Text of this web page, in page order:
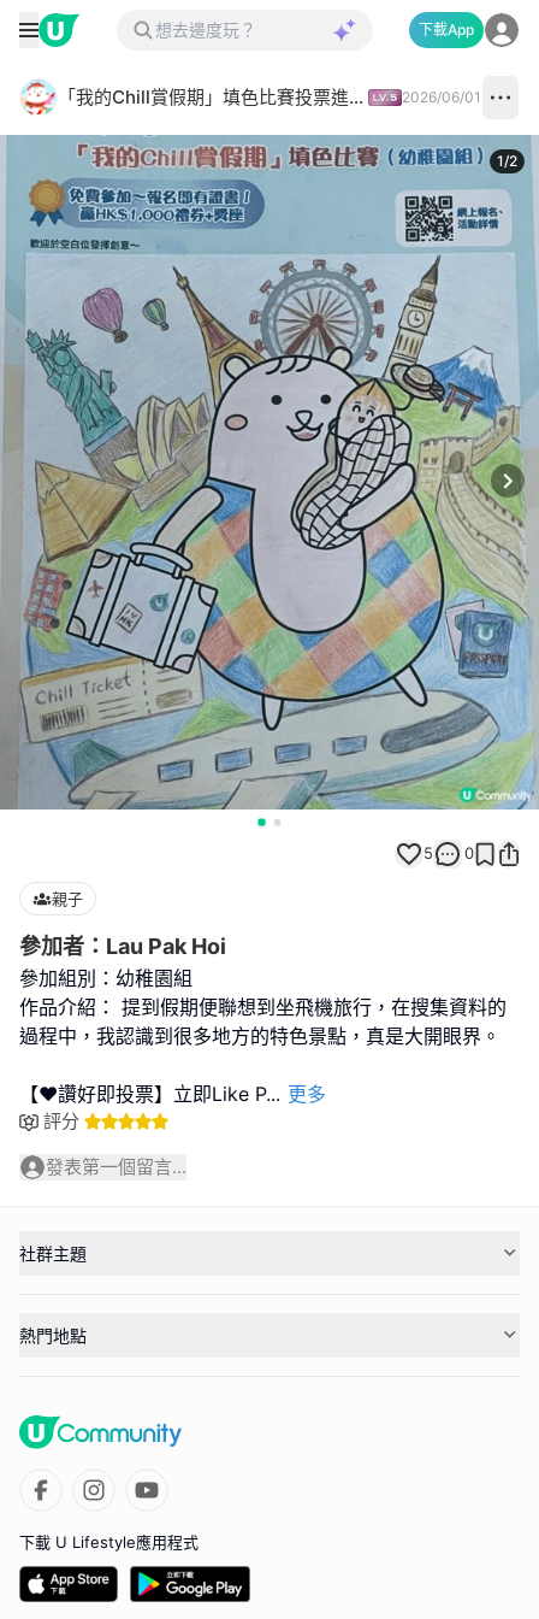
下載App
「我的Chill賞假期」填色比賽投票進行中✅ 2026/06/01
1/2
5 0
親子
參加者：Lau Pak Hoi
參加組別：幼稚園組
作品介紹： 提到假期便聯想到坐飛機旅行，在搜集資料的
過程中，我認識到很多地方的特色景點，真是大開眼界。
【❤️讚好即投票】立即Like P... 更多
評分
發表第一個留言...
社群主題
熱門地點
下載 U Lifestyle應用程式